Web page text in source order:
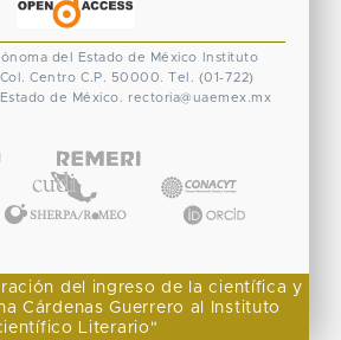
del Estado de México
Instituto
Centro C.P. 50000. Tel. (01-722)
de México. rectoria@uaemex.mx
del ingreso de la científica y
Cárdenas Guerrero al Instituto
Literario"